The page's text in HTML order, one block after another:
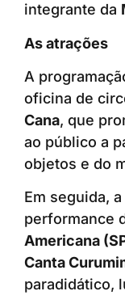
integrante da
As atrações
A
oficina de
Cana, que
ao público a
objetos e do
Em seguida,
performance
Americana
Canta
paradidático,